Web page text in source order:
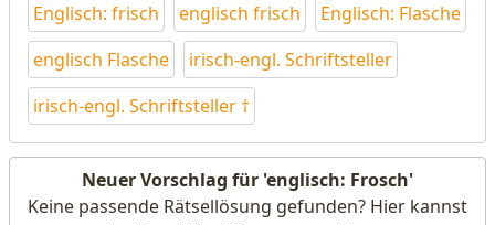
Englisch: frisch englisch frisch
Englisch: Flasche
englisch Flasche
irisch-engl. Schriftsteller
irisch-engl. Schriftsteller †
Neuer Vorschlag für 'englisch: Frosch'
Keine passende Rätsellösung gefunden? Hier kannst